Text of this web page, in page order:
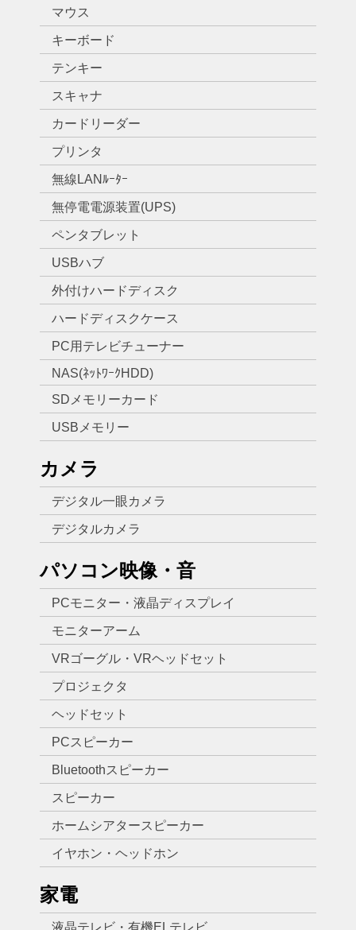
マウス
キーボード
テンキー
スキャナ
カードリーダー
プリンタ
無線LANﾙｰﾀｰ
無停電電源装置(UPS)
ペンタブレット
USBハブ
外付けハードディスク
ハードディスクケース
PC用テレビチューナー
NAS(ﾈｯﾄﾜｰｸHDD)
SDメモリーカード
USBメモリー
カメラ
デジタル一眼カメラ
デジタルカメラ
パソコン映像・音
PCモニター・液晶ディスプレイ
モニターアーム
VRゴーグル・VRヘッドセット
プロジェクタ
ヘッドセット
PCスピーカー
Bluetoothスピーカー
スピーカー
ホームシアタースピーカー
イヤホン・ヘッドホン
家電
液晶テレビ・有機ELテレビ